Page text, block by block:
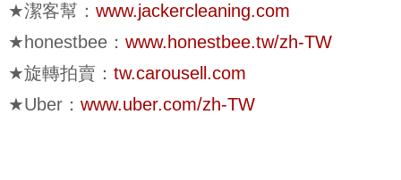
★潔客幫： www.jackercleaning.com
★honestbee： www.honestbee.tw/zh-TW
★旋轉拍賣： tw.carousell.com
★Uber： www.uber.com/zh-TW